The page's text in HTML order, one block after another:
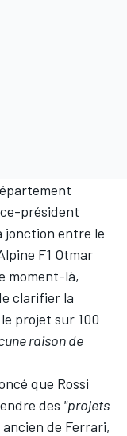
président
jonction entre le
F1 Otmar
moment-là,
clarifier la
projet sur 100
raison de
que Rossi
des "projets
de Ferrari,